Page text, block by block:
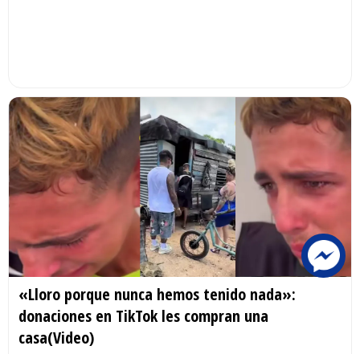
«Lloro porque nunca hemos tenido nada»:
donaciones en TikTok les compran una
casa(Video)